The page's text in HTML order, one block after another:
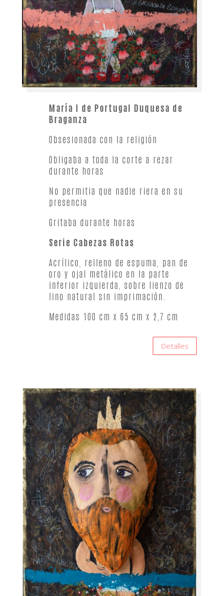
María I de Portugal Duquesa de
Braganza
Obsesionada con la religión
Obligaba a toda la corte a rezar
durante horas
No permitia que nadie riera en su
presencia
Gritaba durante horas
Serie Cabezas Rotas
Acrílico, relleno de espuma, pan de
oro y ojal metálico en la parte
inferior izquierda, sobre lienzo de
lino natural sin imprimación.
Medidas 100 cm x 65 cm x 2,7 cm
Detalles